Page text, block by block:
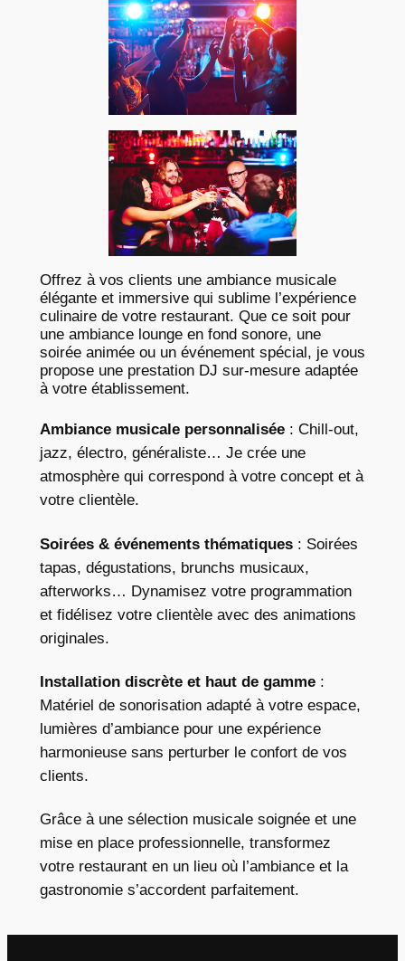
Offrez à vos clients une ambiance musicale
élégante et immersive qui sublime l’expérience
culinaire de votre restaurant. Que ce soit pour
une ambiance lounge en fond sonore, une
soirée animée ou un événement spécial, je vous
propose une prestation DJ sur-mesure adaptée
à votre établissement.
Ambiance musicale personnalisée: Chill-out,
jazz, électro, généraliste… Je crée une
atmosphère qui correspond à votre concept et à
votre clientèle.
Soirées & événements thématiques: Soirées
tapas, dégustations, brunchs musicaux,
afterworks… Dynamisez votre programmation
et fidélisez votre clientèle avec des animations
originales.
Installation discrète et haut de gamme:
Matériel de sonorisation adapté à votre espace,
lumières d’ambiance pour une expérience
harmonieuse sans perturber le confort de vos
clients.
Grâce à une sélection musicale soignée et une
mise en place professionnelle, transformez
votre restaurant en un lieu où l’ambiance et la
gastronomie s’accordent parfaitement.